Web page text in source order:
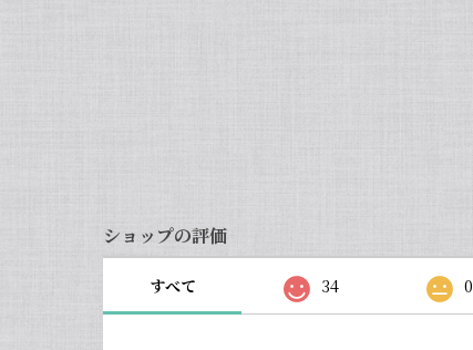
ショップの評価
すべて 34 0